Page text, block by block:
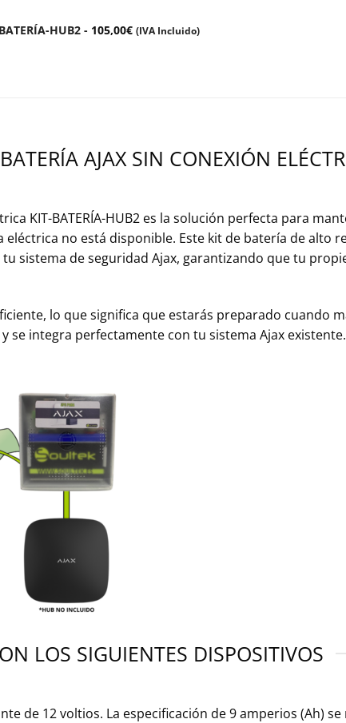
HUB2 - 105,00€ (IVA Incluido)
AJAX SIN CONEXIÓN
KIT-BATERÍA-HUB2 es la solución perfecta para
no está disponible. Este kit de batería de alto
sistema de seguridad Ajax, garantizando que tu
lo que significa que estarás preparado cuando
se integra perfectamente con tu sistema Ajax
LOS SIGUIENTES DISPOSITIVOS
de 12 voltios. La especificación de 9 amperios (Ah) se